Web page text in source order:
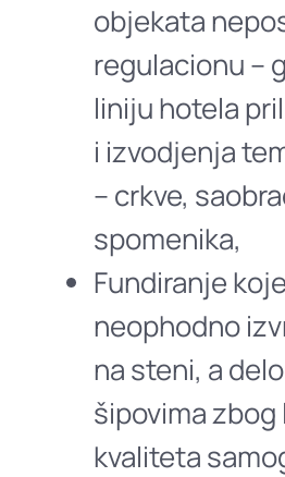
objekata
regulacionu –
liniju hotela
i izvodjenja
– crkve,
spomenika,
Fundiranje
neophodno
na steni, a
šipovima zbog
kvaliteta